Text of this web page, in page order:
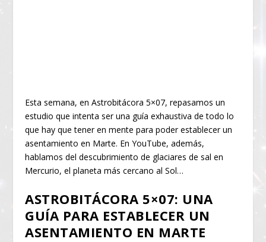
Esta semana, en Astrobitácora 5×07, repasamos un
estudio que intenta ser una guía exhaustiva de todo lo
que hay que tener en mente para poder establecer un
asentamiento en Marte. En YouTube, además,
hablamos del descubrimiento de glaciares de sal en
Mercurio, el planeta más cercano al Sol…
ASTROBITÁCORA 5×07: UNA
GUÍA PARA ESTABLECER UN
ASENTAMIENTO EN MARTE